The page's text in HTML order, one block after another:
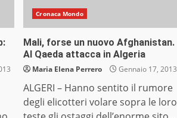
Cronaca Mondo
Mali, forse un nuovo Afghanistan.
Al Qaeda attacca in Algeria
Maria Elena Perrero Gennaio 17, 2013
ALGERI – Hanno sentito il rumore
degli elicotteri volare sopra le loro